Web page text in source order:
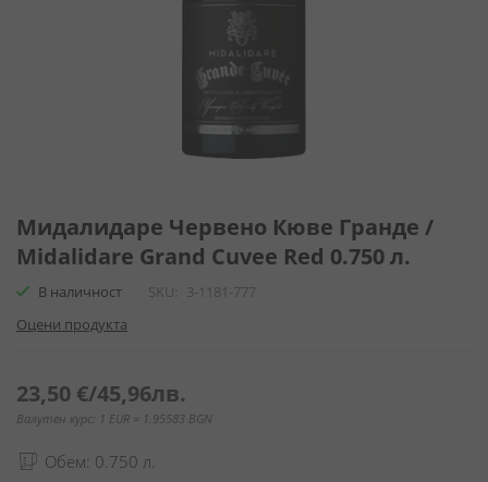
към
началото
на
галерия
снимки
Мидалидаре Червено Кюве Гранде /
Midalidare Grand Cuvee Red 0.750 л.
В наличност SKU
3-1181-777
Оцени продукта
23,50 €/45,96лв.
Валутен курс: 1 EUR = 1.95583 BGN
Обем: 0.750 л.